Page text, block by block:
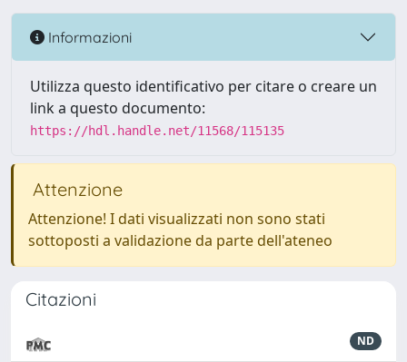
Informazioni
Utilizza questo identificativo per citare o creare un
link a questo documento:
https://hdl.handle.net/11568/115135
Attenzione
Attenzione! I dati visualizzati non sono stati
sottoposti a validazione da parte dell'ateneo
Citazioni
ND